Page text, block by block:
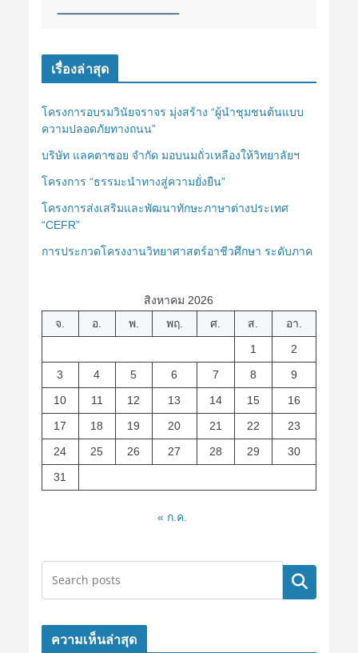
เรื่องล่าสุด
โครงการอบรมวินัยจราจร มุ่งสร้าง “ผู้นำชุมชนต้นแบบ
ความปลอดภัยทางถนน”
บริษัท แลคตาซอย จำกัด มอบนมถั่วเหลืองให้วิทยาลัยฯ
โครงการ “ธรรมะนำทางสู่ความยั่งยืน”
โครงการส่งเสริมและพัฒนาทักษะภาษาต่างประเทศ
“CEFR”
การประกวดโครงงานวิทยาศาสตร์อาชีวศึกษา ระดับภาค
สิงหาคม 2026
จ.
อ. พ. พฤ. ศ. ส.
อา.
1
2
3
4 5 6 7 8
9
10
11 12 13 14 15
16
17
18 19 20 21 22
23
24
25 26 27 28 29
30
31
« ก.ค.
ค้นหา
ความเห็นล่าสุด